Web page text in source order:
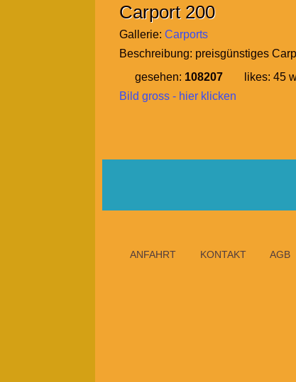
Carport 200
Gallerie:Carports
Beschreibung: preisgünstiges
gesehen: 108207 likes:45
Bild gross - hier klicken
ANFAHRT KONTAKT AGB